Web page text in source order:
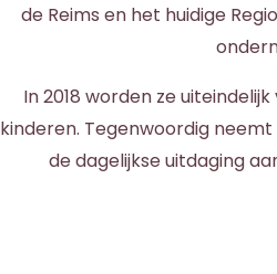
de Reims en het huidige
In 2018 worden ze
kinderen. Tegenwoordig
de dagelijkse uitdaging